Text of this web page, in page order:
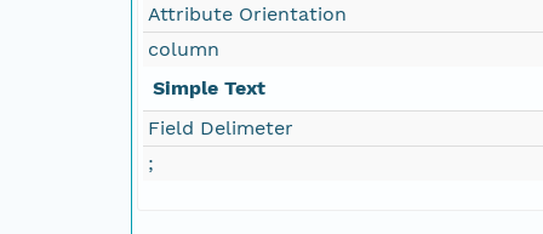
Attribute Orientation
column
Simple Text
Field Delimeter
;